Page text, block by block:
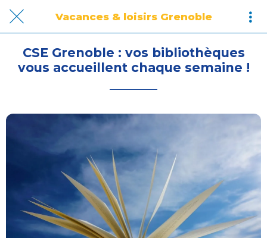
Vacances & loisirs Grenoble
CSE Grenoble : vos bibliothèques
vous accueillent chaque semaine !